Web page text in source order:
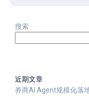
搜索
近期文章
券商AI Agent规模化落